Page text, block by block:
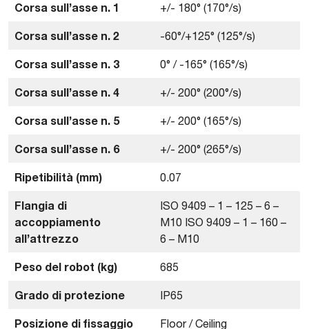
Corsa sull’asse n. 1 +/- 180° (170°/s)
Corsa sull’asse n. 2 -60°/+125° (125°/s)
Corsa sull’asse n. 3 0° / -165° (165°/s)
Corsa sull’asse n. 4 +/- 200° (200°/s)
Corsa sull’asse n. 5 +/- 200° (165°/s)
Corsa sull’asse n. 6 +/- 200° (265°/s)
Ripetibilità (mm) 0.07
Flangia di
accoppiamento
all’attrezzo
ISO 9409 – 1 – 125 – 6 –
M10 ISO 9409 – 1 – 160 –
6 – M10
Peso del robot (kg) 685
Grado di protezione IP65
Posizione di fissaggio Floor / Ceiling